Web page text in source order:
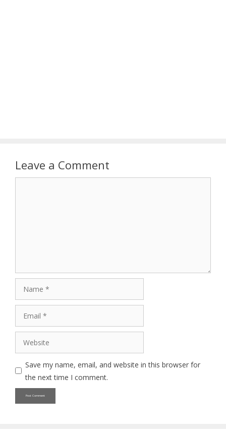
Leave a Comment
Website
Save my name, email, and website in this browser for
the next time I comment.